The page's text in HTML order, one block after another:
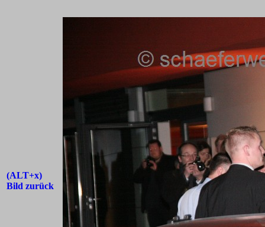
(ALT+x)
Bild zurück